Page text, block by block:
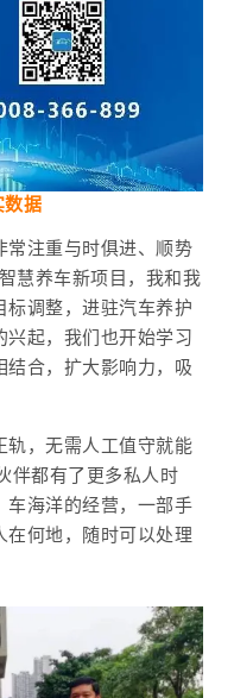
数据
常注重与时俱进、顺势
慧养车新项目，我和我
标调整，进驻汽车养护
起，我们也开始学习
合，扩大影响力，吸
轨，无需人工值守就能
伴都有了更多私人时
车海洋的经营，一部手
何地，随时可以处理